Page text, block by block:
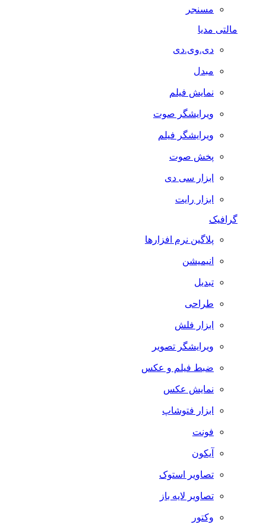
مسنجر
مالتی مدیا
دی.وی.دی
مبدل
نمایش فیلم
ویرایشگر صوت
ویرایشگر فیلم
پخش صوت
ابزار سی دی
ابزار رایت
گرافیک
پلاگین نرم افزارها
انیمیشن
تبدیل
طراحی
ابزار فلش
ویرایشگر تصویر
ضبط فيلم و عكس
نمایش عکس
ابزار فتوشاپ
فونت
آیکون
تصاویر استوک
تصاویر لایه باز
وکتور